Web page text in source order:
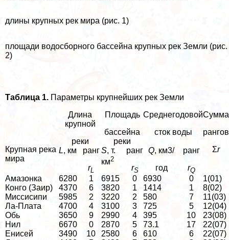
длины крупных рек мира (рис. 1)
площади водосборного бассейна крупных рек Земли (рис.
2)
Таблица 1. Параметры крупнейших рек Земли
Крупная река
мира
Длина
крупной
реки
Площадь
бассейна
реки
Среднегодовой
сток воды
Сумма
рангов
Σr
L, км
ранг
rL
S, т.
км2
ранг
rS
Q, км3/
год
ранг
rQ
Амaзoнка 6280 1 6915 0 6930 0
1(01)
Конго (Заир)
4370 6 3820 1 1414 1
8(02)
Миссисипи
5985 2 3220 2 580 7
11(03)
Ла-Плата
4700 4 3100 3 725 5
12(04)
Обь
3650 9 2990 4 395 10
23(08)
Нил
6670 0 2870 5 73.1 17
22(07)
Енисей
3490 10 2580 6 610 6
22(07)